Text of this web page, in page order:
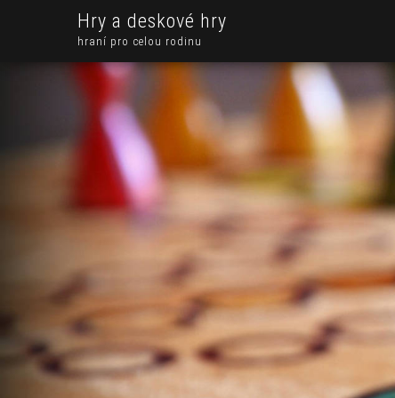
Hry a deskové hry
hraní pro celou rodinu